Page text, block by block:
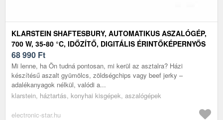
KLARSTEIN SHAFTESBURY, AUTOMATIKUS ASZALÓGÉP,
700 W, 35-80 °C, IDŐZÍTŐ, DIGITÁLIS ÉRINTŐKÉPERNYŐS
KIJELZŐ
68 990 Ft
Mi lenne, ha Ön tudná pontosan, mi kerül az asztalra? Házi
készítésű aszalt gyümölcs, zöldségchips vagy beef jerky –
adalékanyagok nélkül, valódi a...
klarstein, háztartás, konyhai kisgépek, aszalógépek
electronic-star.hu